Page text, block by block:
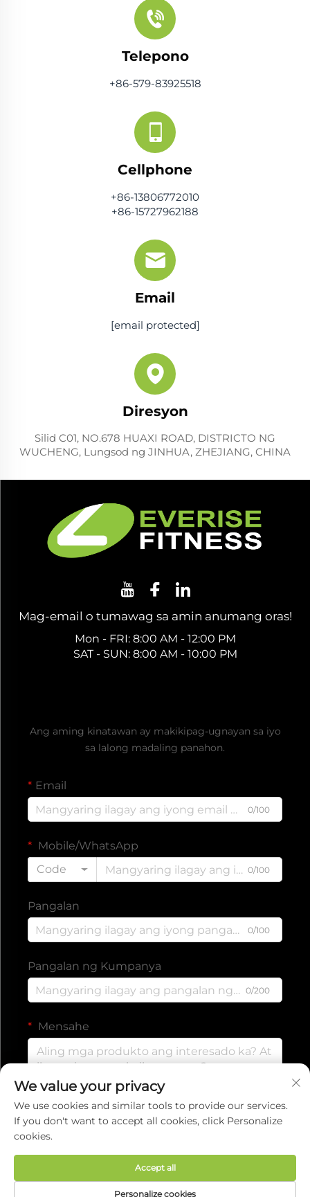
Telepono
+86-579-83925518
Cellphone
+86-13806772010
+86-15727962188
Email
[email protected]
Diresyon
Silid C01, NO.678 HUAXI ROAD, DISTRICTO NG
WUCHENG, Lungsod ng JINHUA, ZHEJIANG, CHINA
Mag-email o tumawag sa amin anumang oras!
Mon - FRI: 8:00 AM - 12:00 PM
SAT - SUN: 8:00 AM - 10:00 PM
Ang aming kinatawan ay makikipag-ugnayan sa iyo
sa lalong madaling panahon.
Email
0/100
Mobile/WhatsApp
Code
0/100
Pangalan
0/100
Pangalan ng Kumpanya
0/200
Mensahe
Copyright © 2025 ng EVERISE FITNESS
We value your privacy
We use cookies and similar tools to provide our services.
If you don't want to accept all cookies, click Personalize
cookies.
Personalize cookies
Accept all